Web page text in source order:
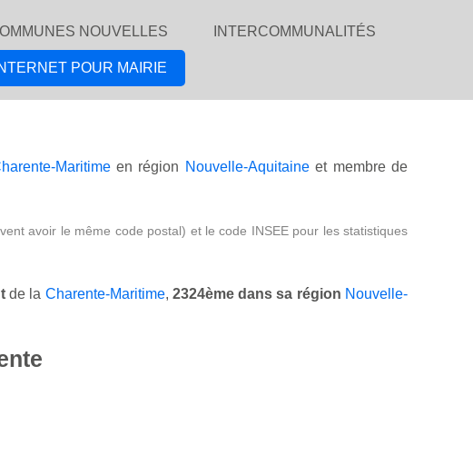
NOUVELLES INTERCOMMUNALITÉS
POUR MAIRIE
Maritimeen région Nouvelle-Aquitaineet membre de
avoir le même code postal) et le code INSEE pour les statistiques
de la Charente-Maritime, 2324ème dans sa région Nouvelle-